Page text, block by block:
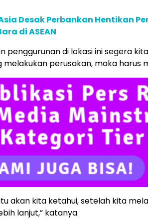
Desak Perbankan Hentikan
di ASEAN
penggurunan di lokasi ini segera
melakukan perusakan, maka harus
akan kita ketahui, setelah kita
lanjut,” katanya.